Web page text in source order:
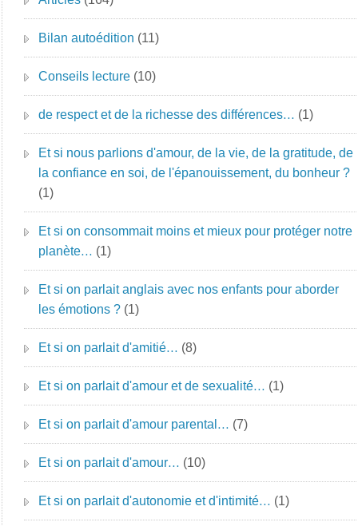
Bilan autoédition (11)
Conseils lecture (10)
de respect et de la richesse des différences… (1)
Et si nous parlions d'amour, de la vie, de la gratitude, de
la confiance en soi, de l'épanouissement, du bonheur ?
(1)
Et si on consommait moins et mieux pour protéger notre
planète… (1)
Et si on parlait anglais avec nos enfants pour aborder
les émotions ? (1)
Et si on parlait d'amitié… (8)
Et si on parlait d'amour et de sexualité… (1)
Et si on parlait d'amour parental… (7)
Et si on parlait d'amour… (10)
Et si on parlait d'autonomie et d'intimité… (1)